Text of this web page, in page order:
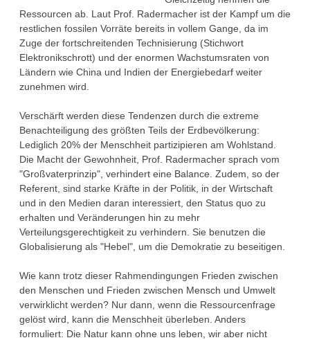
Ressourcen ab. Laut Prof. Radermacher ist der Kampf um die
restlichen fossilen Vorräte bereits in vollem Gange, da im
Zuge der fortschreitenden Technisierung (Stichwort
Elektronikschrott) und der enormen Wachstumsraten von
Ländern wie China und Indien der Energiebedarf weiter
zunehmen wird.
Verschärft werden diese Tendenzen durch die extreme
Benachteiligung des größten Teils der Erdbevölkerung:
Lediglich 20% der Menschheit partizipieren am Wohlstand.
Die Macht der Gewohnheit, Prof. Radermacher sprach vom
"Großvaterprinzip", verhindert eine Balance. Zudem, so der
Referent, sind starke Kräfte in der Politik, in der Wirtschaft
und in den Medien daran interessiert, den Status quo zu
erhalten und Veränderungen hin zu mehr
Verteilungsgerechtigkeit zu verhindern. Sie benutzen die
Globalisierung als "Hebel", um die Demokratie zu beseitigen.
Wie kann trotz dieser Rahmendingungen Frieden zwischen
den Menschen und Frieden zwischen Mensch und Umwelt
verwirklicht werden? Nur dann, wenn die Ressourcenfrage
gelöst wird, kann die Menschheit überleben. Anders
formuliert: Die Natur kann ohne uns leben, wir aber nicht